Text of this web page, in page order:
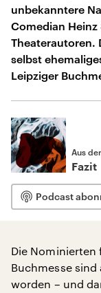
unbekanntere
Comedian
Theaterautoren.
selbst
Leipziger
Aus
Fazit
Podcast
Die Nominierten
Buchmesse
worden – und